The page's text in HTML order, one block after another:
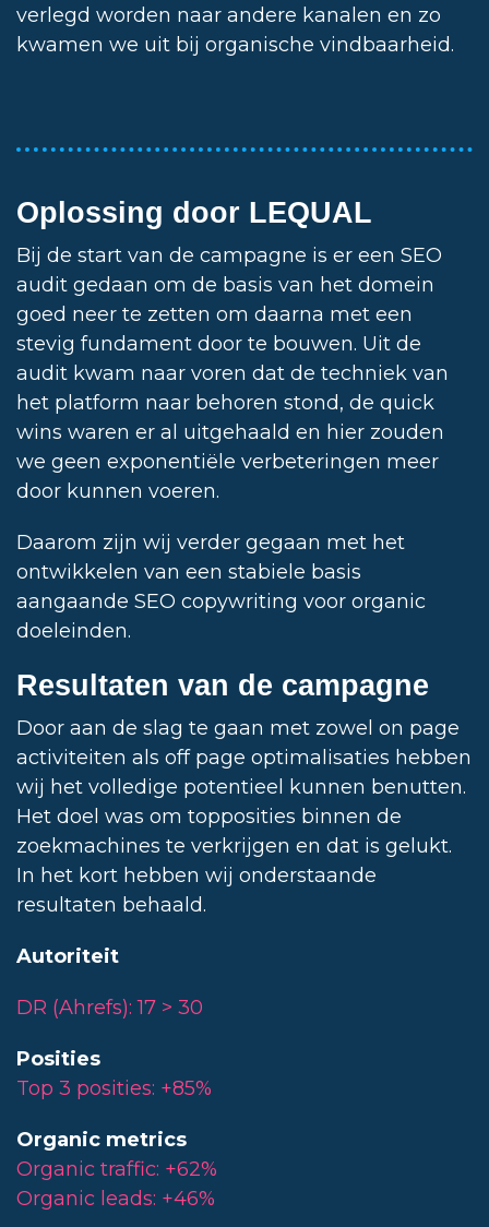
verlegd worden naar andere kanalen en zo
kwamen we uit bij organische vindbaarheid.
Oplossing door LEQUAL
Bij de start van de campagne is er een SEO
audit gedaan om de basis van het domein
goed neer te zetten om daarna met een
stevig fundament door te bouwen. Uit de
audit kwam naar voren dat de techniek van
het platform naar behoren stond, de quick
wins waren er al uitgehaald en hier zouden
we geen exponentiële verbeteringen meer
door kunnen voeren.
Daarom zijn wij verder gegaan met het
ontwikkelen van een stabiele basis
aangaande SEO copywriting voor organic
doeleinden.
Resultaten van de campagne
Door aan de slag te gaan met zowel on page
activiteiten als off page optimalisaties hebben
wij het volledige potentieel kunnen benutten.
Het doel was om topposities binnen de
zoekmachines te verkrijgen en dat is gelukt.
In het kort hebben wij onderstaande
resultaten behaald.
Autoriteit
DR (Ahrefs): 17 > 30
Posities
Top 3 posities: +85%
Organic metrics
Organic traffic: +62%
Organic leads: +46%